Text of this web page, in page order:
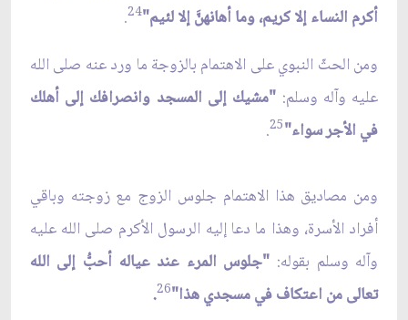
أكرم النساء إلا كريم، وما أهانهنَّ إلا لئيم"24
.
ومن الحثّ النبوي على الاهتمام بالزوجة ما ورد عنه صلى الله
عليه وآله وسلم: "مشيك إلى المسجد وانصرافك إلى أهلك
في الأجر سواء"25
.
ومن مصاديق هذا الاهتمام جلوس الزوج مع زوجته وباقي
أفراد الأسرة، وهذا ما دعا إليه الرسول الأكرم صلى الله عليه
وآله وسلم بقوله: "جلوس المرء عند عياله أحبُّ إلى الله
تعالى من اعتكاف في مسجدي هذا"26
.